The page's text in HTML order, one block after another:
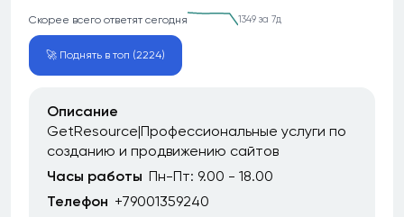
Скорее всего ответят сегодня 1349 за 7д
🚀 Поднять в топ (2224)
Описание
GetResource|Профессиональные услуги по
созданию и продвижению сайтов
Часы работы Пн-Пт: 9.00 - 18.00
Телефон +79001359240